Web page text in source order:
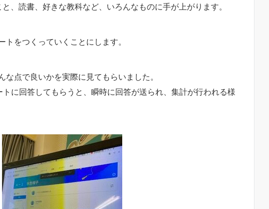
、読書、好きな教科など、いろんなものに手が上がります。
をつくっていくことにします。
点で良いかを実際に見てもらいました。
に回答してもらうと、瞬時に回答が送られ、集計が行われる様